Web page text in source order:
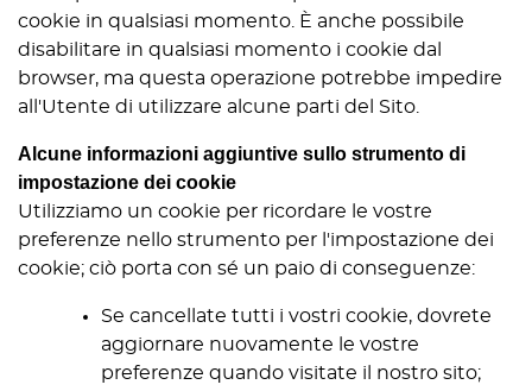
cookie in qualsiasi momento. È anche possibile
disabilitare in qualsiasi momento i cookie dal
browser, ma questa operazione potrebbe impedire
all'Utente di utilizzare alcune parti del Sito.
Alcune informazioni aggiuntive sullo strumento di
impostazione dei cookie
Utilizziamo un cookie per ricordare le vostre
preferenze nello strumento per l'impostazione dei
cookie; ciò porta con sé un paio di conseguenze:
Se cancellate tutti i vostri cookie, dovrete
aggiornare nuovamente le vostre
preferenze quando visitate il nostro sito;